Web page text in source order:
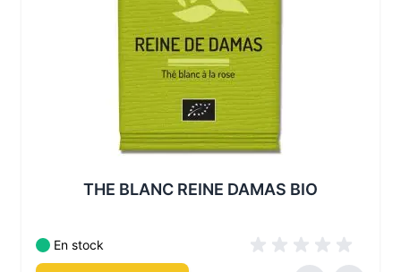
THE BLANC REINE DAMAS BIO
En stock